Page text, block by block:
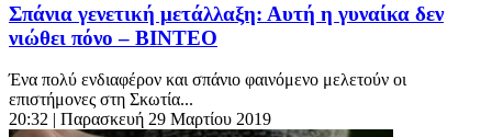
Σπάνια γενετική μετάλλαξη: Αυτή η γυναίκα δεν
νιώθει πόνο – ΒΙΝΤΕΟ
Ένα πολύ ενδιαφέρον και σπάνιο φαινόμενο μελετούν οι
επιστήμονες στη Σκωτία...
20:32 | Παρασκευή 29 Μαρτίου 2019